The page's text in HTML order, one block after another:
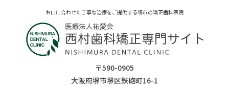
お口に合わせた丁寧な治療をご提供する堺市の矯正歯科医院
〒590-0905
大阪府堺市堺区鉄砲町16-1